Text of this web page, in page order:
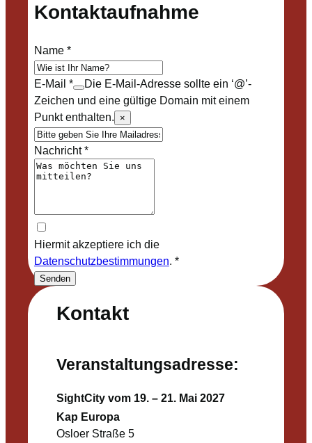
Kontakt
Veranstaltungsadresse:
SightCity vom 19. – 21. Mai 2027
Kap Europa
Osloer Straße 5
Kontaktaufnahme
Name*
E-Mail *
Die E-Mail-Adresse sollte ein ‘@’-
Zeichen und eine gültige Domain mit einem
Punkt enthalten.
×
Nachricht*
Hiermit akzeptiere ich die
Datenschutzbestimmungen. *
Senden